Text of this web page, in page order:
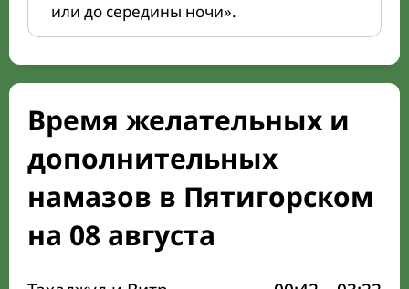
или до середины ночи».
Время желательных и
дополнительных
намазов в Пятигорском
на 08 августа